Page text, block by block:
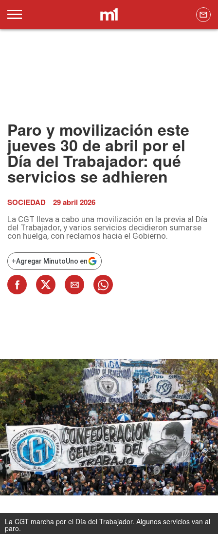
Paro y movilización este
jueves 30 de abril por el
Día del Trabajador: qué
servicios se adhieren
SOCIEDAD 29 abril 2026
La CGT lleva a cabo una movilización en la previa al Día
del Trabajador, y varios servicios decidieron sumarse
con huelga, con reclamos hacia el Gobierno.
+Agregar MinutoUno en
La CGT marcha por el Día del Trabajador. Algunos servicios van al
paro.